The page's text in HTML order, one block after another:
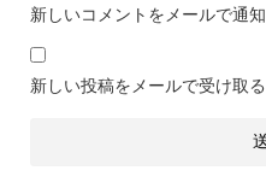
新しいコメントをメールで通知
新しい投稿をメールで受け取る